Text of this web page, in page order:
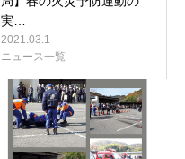
実…
2021.03.1
ニュース一覧